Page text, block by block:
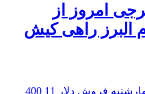
امروز از
البرز راهی کیش